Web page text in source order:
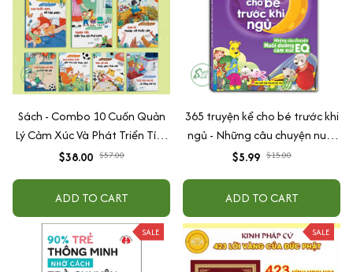
Sách - Combo 10 Cuốn Quản
Lý Cảm Xúc Và Phát Triển Tính
Cách Cho Bé Từ 2 - 6 Tuổi
$38.00 $57.00
ADD TO CART
365 truyện kể cho bé trước khi
ngủ - Những câu chuyện nuôi
dưỡng cảm xúc EQ (2-12 tuổi)
$5.99 $15.00
ADD TO CART
SALE SALE